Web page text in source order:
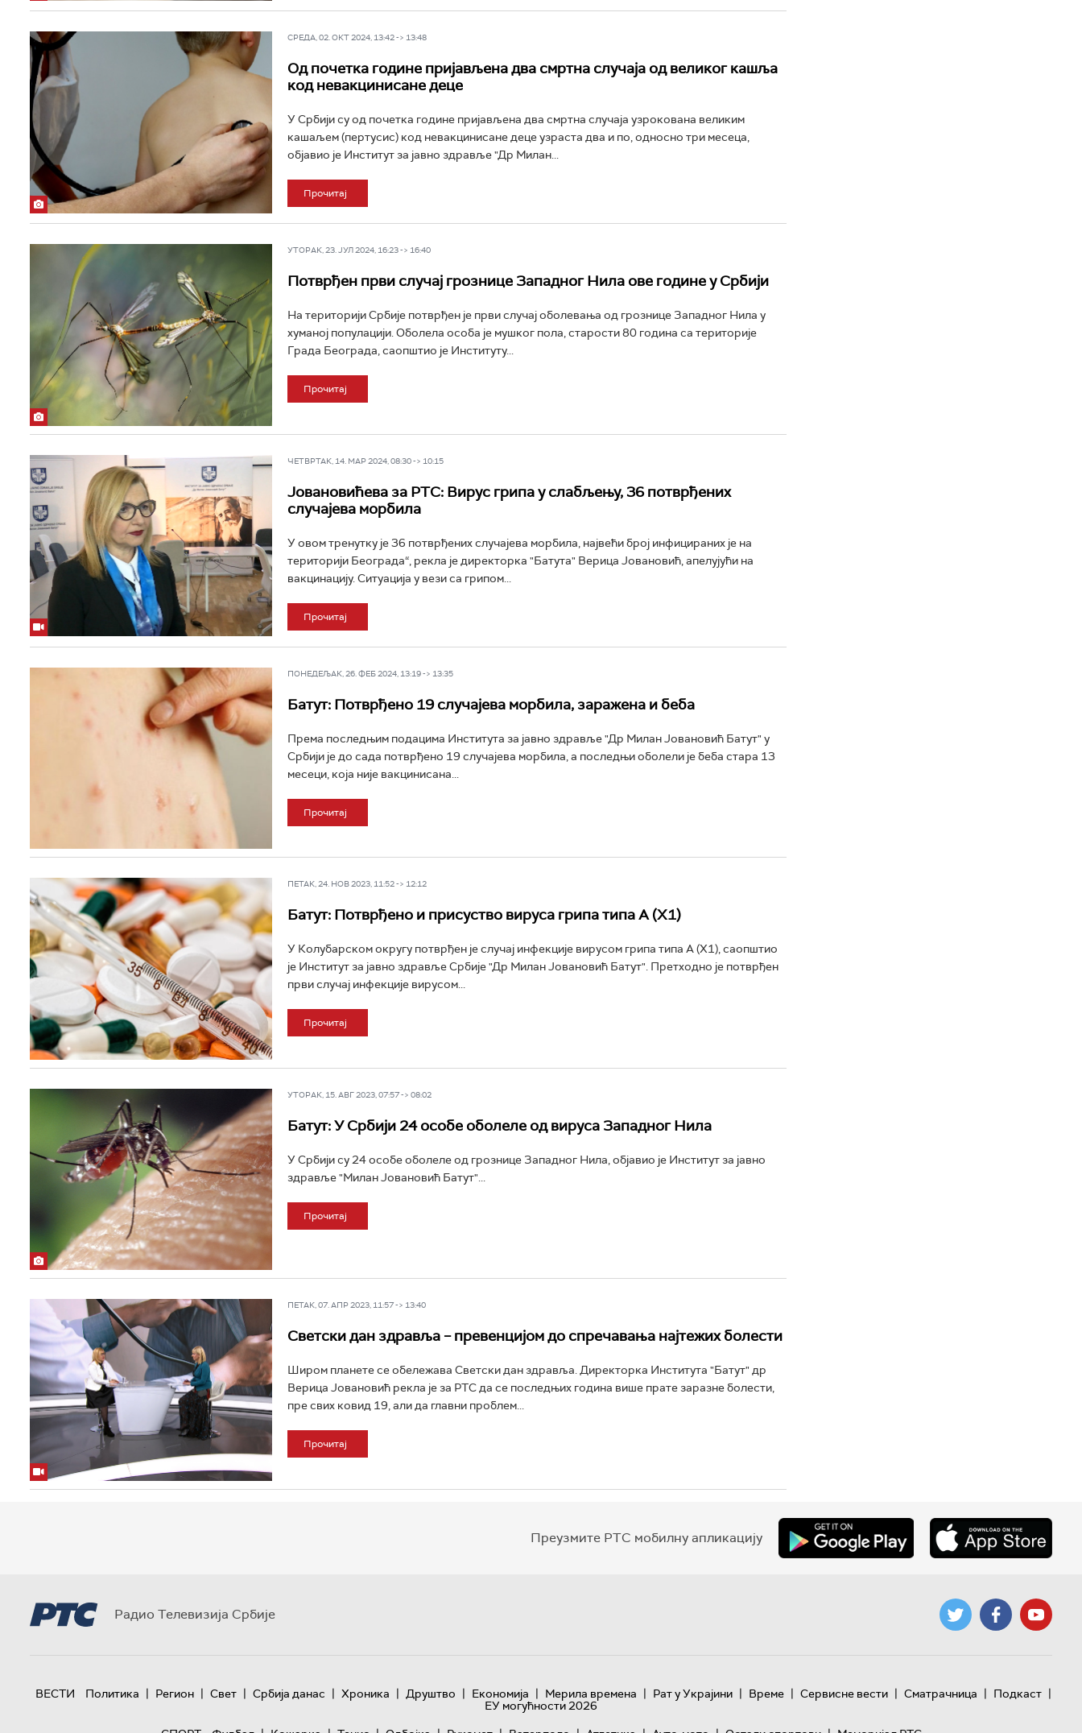
СРЕДА, 02. ОКТ 2024, 13:42 -> 13:48
Од почетка године пријављена два смртна случаја од великог кашља
код невакцинисане деце
У Србији су од почетка године пријављена два смртна случаја узрокована великим
кашаљем (пертусис) код невакцинисане деце узраста два и по, односно три месеца,
објавио је Институт за јавно здравље "Др Милан...
Прочитај
УТОРАК, 23. ЈУЛ 2024, 16:23 -> 16:40
Потврђен први случај грознице Западног Нила ове године у Србији
На територији Србије потврђен је први случај оболевања од грознице Западног Нила у
хуманој популацији. Оболела особа је мушког пола, старости 80 година са територије
Града Београда, саопштио је Институту...
Прочитај
ЧЕТВРТАК, 14. МАР 2024, 08:30 -> 10:15
Јовановићева за РТС: Вирус грипа у слабљењу, 36 потврђених
случајева морбила
У овом тренутку је 36 потврђених случајева морбила, највећи број инфицираних је на
територији Београда“, рекла је директорка "Батута" Верица Јовановић, апелујући на
вакцинацију. Ситуација у вези са грипом...
Прочитај
ПОНЕДЕЉАК, 26. ФЕБ 2024, 13:19 -> 13:35
Батут: Потврђено 19 случајева морбила, заражена и беба
Према последњим подацима Института за јавно здравље "Др Милан Јовановић Батут" у
Србији је до сада потврђено 19 случајева морбила, а последњи оболели је беба стара 13
месеци, која није вакцинисана...
Прочитај
ПЕТАК, 24. НОВ 2023, 11:52 -> 12:12
Батут: Потврђено и присуство вируса грипа типа А (Х1)
У Колубарском округу потврђен је случај инфекције вирусом грипа типа А (Х1), саопштио
је Институт за јавно здравље Србије "Др Милан Јовановић Батут". Претходно је потврђен
први случај инфекције вирусом...
Прочитај
УТОРАК, 15. АВГ 2023, 07:57 -> 08:02
Батут: У Србији 24 особе оболеле од вируса Западног Нила
У Србији су 24 особе оболеле од грознице Западног Нила, објавио је Институт за јавно
здравље "Милан Јовановић Батут"...
Прочитај
ПЕТАК, 07. АПР 2023, 11:57 -> 13:40
Светски дан здравља – превенцијом до спречавања најтежих болести
Широм планете се обележава Светски дан здравља. Директорка Института "Батут" др
Верица Јовановић рекла је за РТС да се последњих година више прате заразне болести,
пре свих ковид 19, али да главни проблем...
Прочитај
Преузмите РТС мобилну апликацију
Радио Телевизија Србије
ВЕСТИ Политика | Регион | Свет | Србија данас | Хроника | Друштво | Економија | Мерила времена | Рат у Украјини | Време | Сервисне вести | Сматрачница | Подкаст |
ЕУ могућности 2026